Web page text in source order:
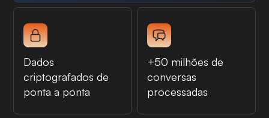
Dados
criptografados de
ponta a ponta
+50 milhões de
conversas
processadas